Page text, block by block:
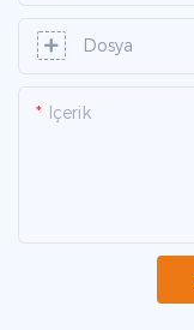
Dosya
Içerik